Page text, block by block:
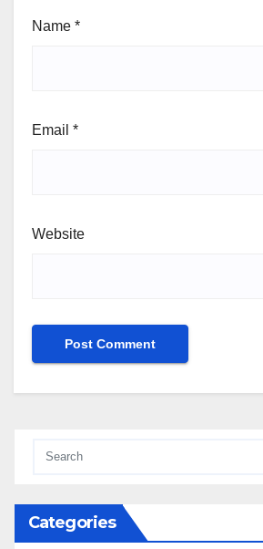
Name *
Email *
Website
Categories